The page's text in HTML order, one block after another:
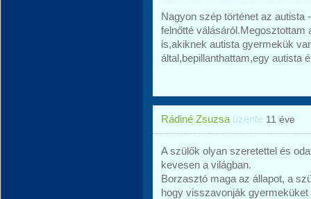
Nagyon szép történet az autista
felnőtté válásáról.Megosztottam
is,akiknek autista gyermekük
által,bepillanthattam,egy autista
Rádiné Zsuzsa üzente 11 éve
A szülők olyan szeretettel és
kevesen a világban.
Borzasztó maga az állapot, a
hogy visszavonják